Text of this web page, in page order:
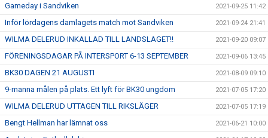
Gameday i Sandviken 2021-09-25 11:42
Inför lördagens damlagets match mot Sandviken 2021-09-24 21:41
WILMA DELERUD INKALLAD TILL LANDSLAGET!! 2021-09-20 09:07
FÖRENINGSDAGAR PÅ INTERSPORT 6-13 SEPTEMBER 2021-09-06 13:45
BK30 DAGEN 21 AUGUSTI 2021-08-09 09:10
9-manna målen på plats. Ett lyft för BK30 ungdom 2021-07-05 17:20
WILMA DELERUD UTTAGEN TILL RIKSLÄGER 2021-07-05 17:19
Bengt Hellman har lämnat oss 2021-06-21 10:00